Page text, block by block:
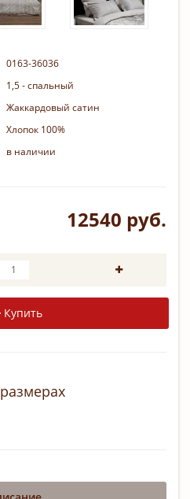
0163-36036
1,5 - спальный
Жаккардовый сатин
Хлопок 100%
в наличии
12540 руб.
Купить